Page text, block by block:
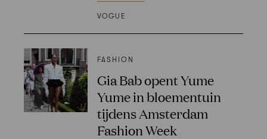
VOGUE
FASHION
Gia Bab opent Yume
Yume in bloementuin
tijdens Amsterdam
Fashion Week